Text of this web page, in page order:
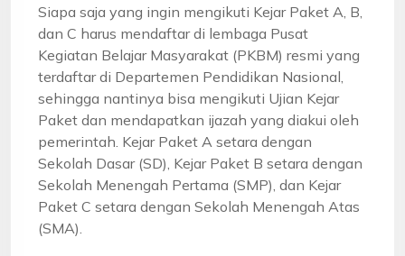
Siapa saja yang ingin mengikuti Kejar Paket A, B,
dan C harus mendaftar di lembaga Pusat
Kegiatan Belajar Masyarakat (PKBM) resmi yang
terdaftar di Departemen Pendidikan Nasional,
sehingga nantinya bisa mengikuti Ujian Kejar
Paket dan mendapatkan ijazah yang diakui oleh
pemerintah. Kejar Paket A setara dengan
Sekolah Dasar (SD), Kejar Paket B setara dengan
Sekolah Menengah Pertama (SMP), dan Kejar
Paket C setara dengan Sekolah Menengah Atas
(SMA).